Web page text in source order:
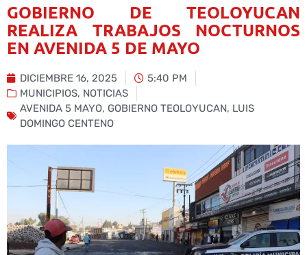
GOBIERNO DE TEOLOYUCAN
REALIZA TRABAJOS NOCTURNOS
EN AVENIDA 5 DE MAYO
DICIEMBRE 16, 2025
5:40 PM
MUNICIPIOS, NOTICIAS
AVENIDA 5 MAYO, GOBIERNO TEOLOYUCAN, LUIS
DOMINGO CENTENO